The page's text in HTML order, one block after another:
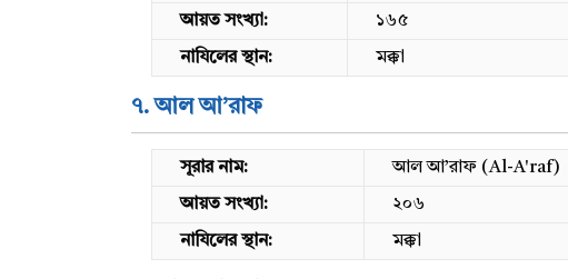
আয়ত সংখ্যা: ১৬৫
নাযিলের স্থান: মক্কা
৭. আল আ’রাফ
সূরার নাম: আল আ’রাফ (Al-A'raf)
আয়ত সংখ্যা: ২০৬
নাযিলের স্থান: মক্কা